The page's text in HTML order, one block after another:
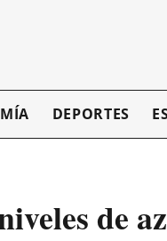
DEPORTES
de